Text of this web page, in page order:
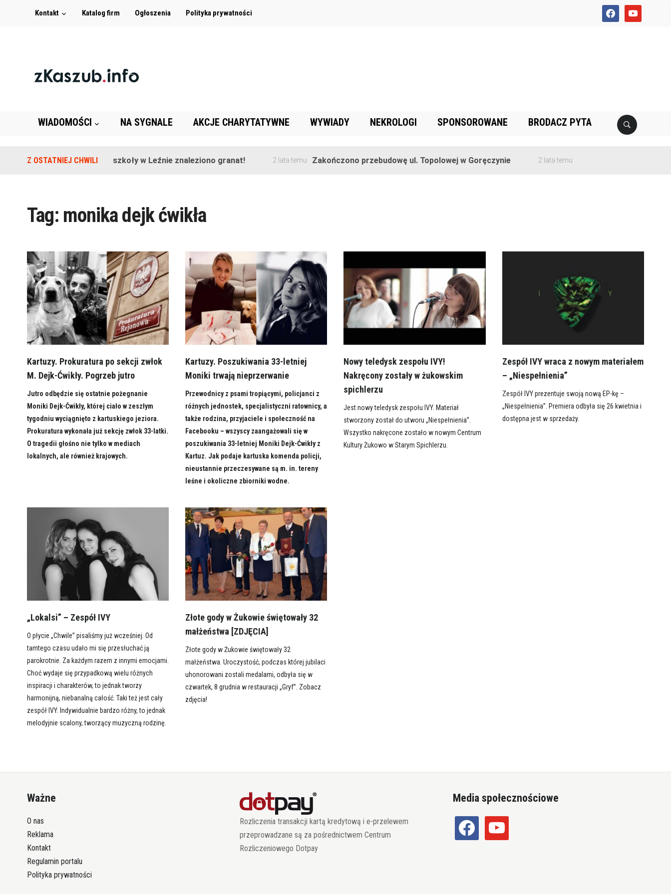
facebookyoutube
Kontakt Katalog firm Ogłoszenia Polityka prywatności
WIADOMOŚCI NA SYGNALE AKCJE CHARYTATYWNE WYWIADY NEKROLOGI SPONSOROWANE BRODACZ PYTA
Z OSTATNIEJ CHWILI
Na terenie szkoły w Leźnie znaleziono granat! 2 lata temu Zakończono przebudowę ul. Topolowej w Goręczynie 2 lata temu
Tag: monika dejk ćwikła
Kartuzy. Prokuratura po sekcji zwłok
M. Dejk-Ćwikły. Pogrzeb jutro
Jutro odbędzie się ostatnie pożegnanie
Moniki Dejk-Ćwikły, której ciało w zeszłym
tygodniu wyciągnięto z kartuskiego jeziora.
Prokuratura wykonała już sekcję zwłok 33-latki.
O tragedii głośno nie tylko w mediach
lokalnych, ale również krajowych.
Kartuzy. Poszukiwania 33-letniej
Moniki trwają nieprzerwanie
Przewodnicy z psami tropiącymi, policjanci z
różnych jednostek, specjalistyczni ratownicy, a
także rodzina, przyjaciele i społeczność na
Facebooku – wszyscy zaangażowali się w
poszukiwania 33-letniej Moniki Dejk-Ćwikły z
Kartuz. Jak podaje kartuska komenda policji,
nieustannie przeczesywane są m. in. tereny
leśne i okoliczne zbiorniki wodne.
Nowy teledysk zespołu IVY!
Nakręcony zostały w żukowskim
spichlerzu
Jest nowy teledysk zespołu IVY. Materiał
stworzony został do utworu „Niespełnienia”.
Wszystko nakręcone zostało w nowym Centrum
Kultury Żukowo w Starym Spichlerzu.
Zespół IVY wraca z nowym materiałem
– „Niespełnienia”
Zespół IVY prezentuje swoją nową EP-kę –
„Niespełnienia”. Premiera odbyła się 26 kwietnia i
dostępna jest w sprzedaży.
„Lokalsi” – Zespół IVY
O płycie „Chwile” pisaliśmy już wcześniej. Od
tamtego czasu udało mi się przesłuchać ją
parokrotnie. Za każdym razem z innymi emocjami.
Choć wydaje się przypadkową wielu różnych
inspiracji i charakterów, to jednak tworzy
harmonijną, niebanalną całość. Taki też jest cały
zespół IVY. Indywidualnie bardzo różny, to jednak
melodyjnie scalony, tworzący muzyczną rodzinę.
Złote gody w Żukowie świętowały 32
małżeństwa [ZDJĘCIA]
Złote gody w Żukowie świętowały 32
małżeństwa. Uroczystość, podczas której jubilaci
uhonorowani zostali medalami, odbyła się w
czwartek, 8 grudnia w restauracji „Gryf”. Zobacz
zdjęcia!
Ważne
O nas
Reklama
Kontakt
Regulamin portalu
Polityka prywatności
Rozliczenia transakcji kartą kredytową i e-przelewem
przeprowadzane są za pośrednictwem Centrum
Rozliczeniowego Dotpay
Media społecznościowe
facebook youtube